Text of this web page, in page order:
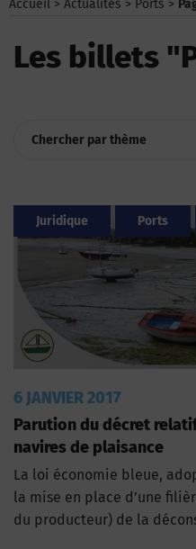
Accueil > Actualités > Ports >
Les billets
Juridique Ports
6 JANVIER 2017
Parution du décret
navires de plaisance
La loi économie bleue,
la mise en place d’une
du producteur) de la